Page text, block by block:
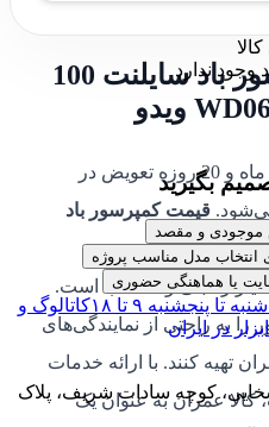
خرید و قیمت کمپرسور باد سایلنت 100
با گارانتی 20 ماه و 20 روزه تعویض در
قیمت کمپرسور باد
نسبت به
رقابتی و مناسب است.
را به راحتی از نمایندگی‌های
تهیه کنند. با ارائه خدمات
عمران به عنوان یک
ندارد
بگیرید
موجودی و مقصد
انتخاب مدل مناسب پروژه
یا هماهنگی حضوری
پنجشنبه ۹ تا ۱۸
کاتالوگ و
در ایران
کوچه سادات شریف، پلاک